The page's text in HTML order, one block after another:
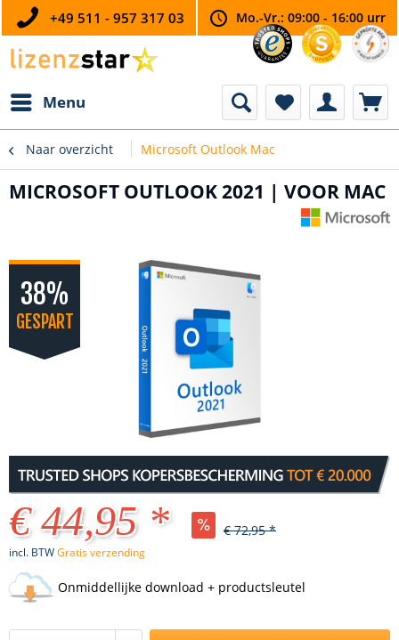
+49 511 - 957 317 03 Mo.-Vr.: 09:00 - 16:00 urr
Menu
Naar overzicht Microsoft Outlook Mac
MICROSOFT OUTLOOK 2021 | VOOR MAC
38%
GESPART
€ 44,95 * € 72,95 *
incl. BTWGratis verzending
Onmiddellijke download + productsleutel